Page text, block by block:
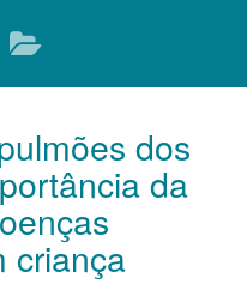
dos
da
criança